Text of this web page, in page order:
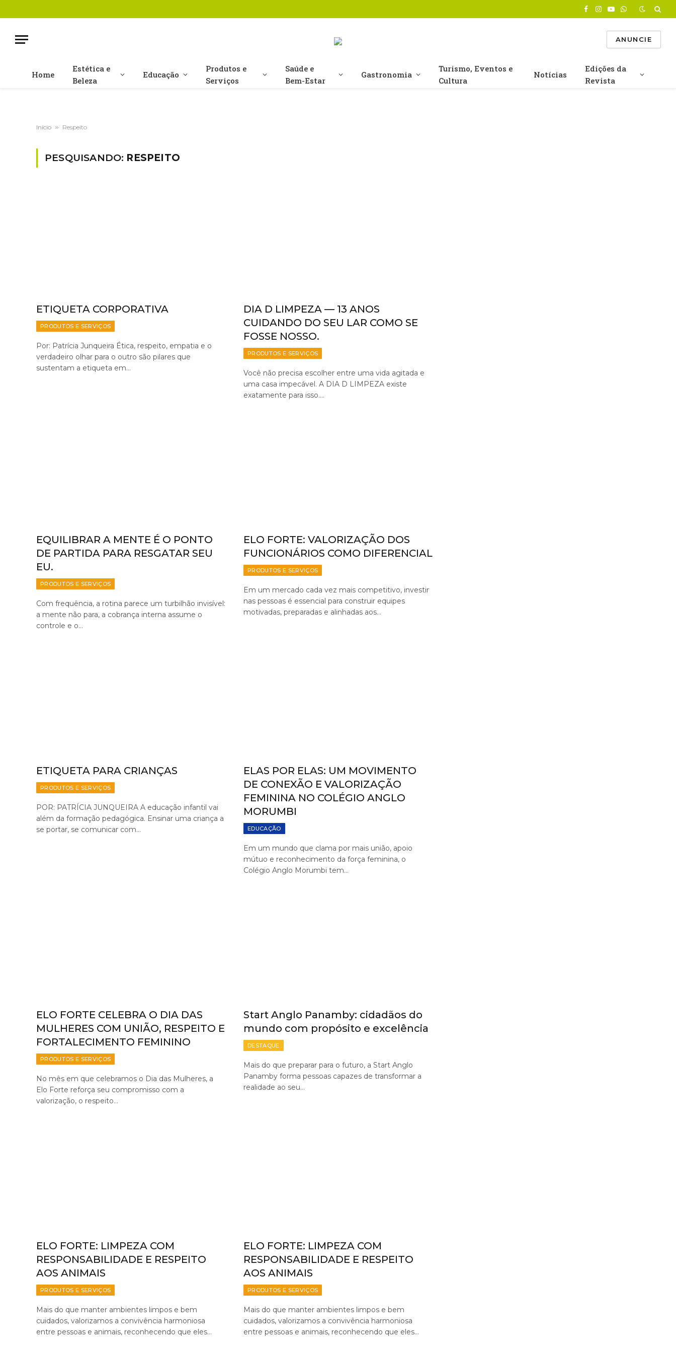
Facebook
Instagram
YouTube
WhatsApp
ANUNCIE
Home
Estética e
Beleza
Educação
Produtos e
Serviços
Saúde e
Bem-Estar
Gastronomia
Turismo, Eventos e
Cultura
Notícias
Edições da
Revista
Início » Respeito
PESQUISANDO: RESPEITO
ETIQUETA CORPORATIVA
PRODUTOS E SERVIÇOS
Por: Patrícia Junqueira Ética, respeito, empatia e o
verdadeiro olhar para o outro são pilares que
sustentam a etiqueta em…
DIA D LIMPEZA — 13 ANOS
CUIDANDO DO SEU LAR COMO SE
FOSSE NOSSO.
PRODUTOS E SERVIÇOS
Você não precisa escolher entre uma vida agitada e
uma casa impecável. A DIA D LIMPEZA existe
exatamente para isso.…
EQUILIBRAR A MENTE É O PONTO
DE PARTIDA PARA RESGATAR SEU
EU.
PRODUTOS E SERVIÇOS
Com frequência, a rotina parece um turbilhão invisível:
a mente não para, a cobrança interna assume o
controle e o…
ELO FORTE: VALORIZAÇÃO DOS
FUNCIONÁRIOS COMO DIFERENCIAL
PRODUTOS E SERVIÇOS
Em um mercado cada vez mais competitivo, investir
nas pessoas é essencial para construir equipes
motivadas, preparadas e alinhadas aos…
ETIQUETA PARA CRIANÇAS
PRODUTOS E SERVIÇOS
POR: PATRÍCIA JUNQUEIRA A educação infantil vai
além da formação pedagógica. Ensinar uma criança a
se portar, se comunicar com…
ELAS POR ELAS: UM MOVIMENTO
DE CONEXÃO E VALORIZAÇÃO
FEMININA NO COLÉGIO ANGLO
MORUMBI
EDUCAÇÃO
Em um mundo que clama por mais união, apoio
mútuo e reconhecimento da força feminina, o
Colégio Anglo Morumbi tem…
ELO FORTE CELEBRA O DIA DAS
MULHERES COM UNIÃO, RESPEITO E
FORTALECIMENTO FEMININO
PRODUTOS E SERVIÇOS
No mês em que celebramos o Dia das Mulheres, a
Elo Forte reforça seu compromisso com a
valorização, o respeito…
Start Anglo Panamby: cidadãos do
mundo com propósito e excelência
DESTAQUE
Mais do que preparar para o futuro, a Start Anglo
Panamby forma pessoas capazes de transformar a
realidade ao seu…
ELO FORTE: LIMPEZA COM
RESPONSABILIDADE E RESPEITO
AOS ANIMAIS
PRODUTOS E SERVIÇOS
Mais do que manter ambientes limpos e bem
cuidados, valorizamos a convivência harmoniosa
entre pessoas e animais, reconhecendo que eles…
ELO FORTE: LIMPEZA COM
RESPONSABILIDADE E RESPEITO
AOS ANIMAIS
PRODUTOS E SERVIÇOS
Mais do que manter ambientes limpos e bem
cuidados, valorizamos a convivência harmoniosa
entre pessoas e animais, reconhecendo que eles…